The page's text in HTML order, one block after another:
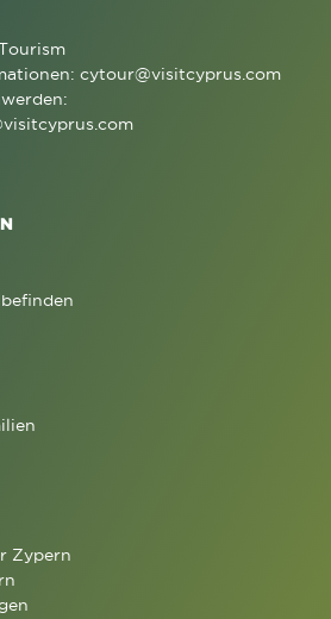
cytour@visitcyprus.com
Zypern